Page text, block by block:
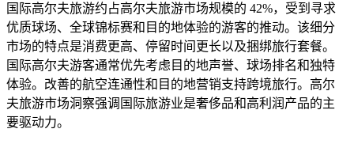
国际高尔夫旅游约占高尔夫旅游市场规模的 42%，受到寻求
优质球场、全球锦标赛和目的地体验的游客的推动。该细分
市场的特点是消费更高、停留时间更长以及捆绑旅行套餐。
国际高尔夫游客通常优先考虑目的地声誉、球场排名和独特
体验。改善的航空连通性和目的地营销支持跨境旅行。高尔
夫旅游市场洞察强调国际旅游业是奢侈品和高利润产品的主
要驱动力。